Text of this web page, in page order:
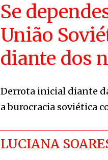
Se
União
diante dos
Derrota inicial diante
a burocracia soviética
LUCIANA